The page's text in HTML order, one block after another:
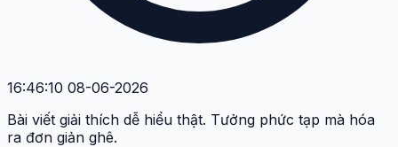
16:46:10 08-06-2026
Bài viết giải thích dễ hiểu thật. Tưởng phức tạp mà hóa
ra đơn giản ghê.